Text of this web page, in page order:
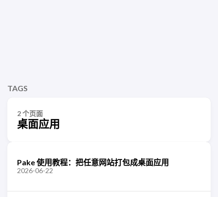
TAGS
2 个页面
桌面应用
Pake 使用教程：把任意网站打包成桌面应用
2026-06-22